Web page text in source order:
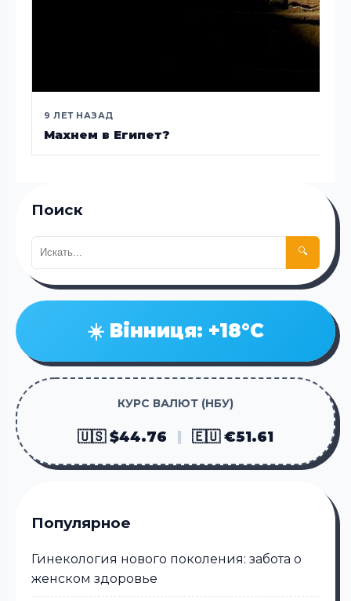
9 ЛЕТ НАЗАД
Махнем в Египет?
Поиск
🔍
☀️ Вінниця: +18°C
КУРС ВАЛЮТ (НБУ)
🇺🇸 $44.76 🇪🇺 €51.61
Популярное
Гинекология нового поколения: забота о
женском здоровье